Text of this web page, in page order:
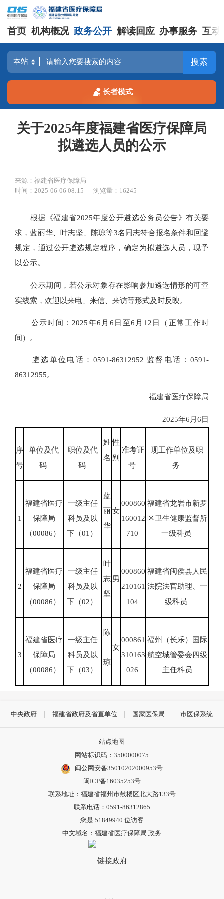
首页 机构概况 政务公开 解读回应 办事服务 互动
搜索
长者模式
关于2025年度福建省医疗保障局
拟遴选人员的公示
来源：福建省医疗保障局
时间：2025-06-06 08:15
浏览量：16245
根据《福建省2025年度公开遴选公务员公告》有关要
求，蓝丽华、叶志坚、陈琼等3名同志符合报名条件和回避
规定，通过公开遴选规定程序，确定为拟遴选人员，现予
以公示。
公示期间，若公示对象存在影响参加遴选情形的可查
实线索，欢迎以来电、来信、来访等形式及时反映。
公示时间：2025年6月6日至6月12日（正常工作时
间）。
遴选单位电话：0591-86312952 监督电话：0591-
86312955。
福建省医疗保障局
2025年6月6日
序
号
单位及代
码
职位及代
码
姓
名
性
别
准考证
号
现工作单位及职
务
1
福建省医疗
保障局
（00086）
一级主任
科员及以
下（01）
蓝
丽
华
女
000860
160012
710
福建省龙岩市新罗
区卫生健康监督所
一级科员
2
福建省医疗
保障局
（00086）
一级主任
科员及以
下（02）
叶
志
坚
男
000860
210161
104
福建省闽侯县人民
法院法官助理、一
级科员
3
福建省医疗
保障局
（00086）
一级主任
科员及以
下（03）
陈
琼
女
000861
310163
026
福州（长乐）国际
航空城管委会四级
主任科员
中央政府 福建省政府及省直单位 国家医保局 市医保系统
站点地图
网站标识码：3500000075
闽公网安备35010202000953号
闽ICP备16035253号
联系地址：福建省福州市鼓楼区北大路133号
联系电话：0591-86312865
您是 51849940 位访客
中文域名：福建省医疗保障局.政务